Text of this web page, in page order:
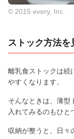
© 2015 every, Inc.
ストック方法を
離乳食ストックは続
やすくなります。
そんなときは、薄型
入れてみるのもひと
収納が整うと、日々